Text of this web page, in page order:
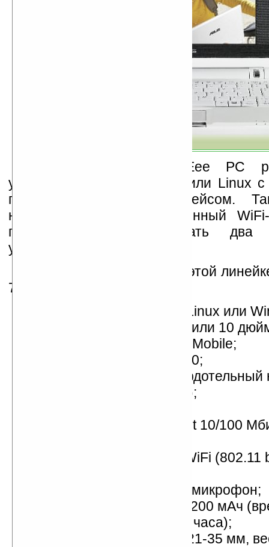
Вся линейка Asus Eee PC
управлением Windows XP или Linux
пользовательским интерфейсом.
ноутбуках имеется встроенный
позволяет просто связать два
устройства.
Первым компьютером в этой
701. Его характеристики:
операционная система Linux или
дисплей с диагональю 7 или 10
процессор и чипсет Intel Mobile;
память 512 МБ DDR2-400;
SSD-диск 4/8/16 ГБ (твердотельный
на основе флэш-памяти);
сетевой адаптер Ethernet 10/100
беспроводной адаптер WiFi (802.11
встроенные динамики и микрофон;
аккумулятор емкостью 5200 мАч
автономной работы — 3 часа);
размеры — 225 x 165 x 21-35 мм,